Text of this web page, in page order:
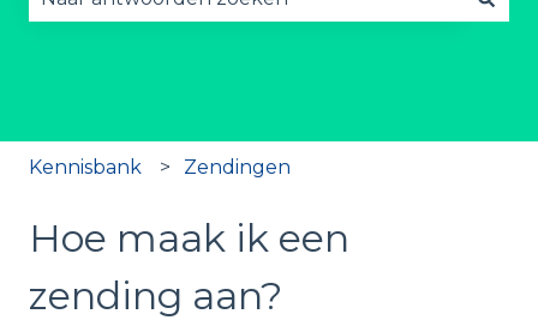
Kennisbank Zendingen
Hoe maak ik een
zending aan?